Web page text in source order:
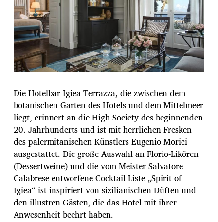
Die Hotelbar Igiea Terrazza, die zwischen dem
botanischen Garten des Hotels und dem Mittelmeer
liegt, erinnert an die High Society des beginnenden
20. Jahrhunderts und ist mit herrlichen Fresken
des palermitanischen Künstlers Eugenio Morici
ausgestattet. Die große Auswahl an Florio-Likören
(Dessertweine) und die vom Meister Salvatore
Calabrese entworfene Cocktail-Liste „Spirit of
Igiea“ ist inspiriert von sizilianischen Düften und
den illustren Gästen, die das Hotel mit ihrer
Anwesenheit beehrt haben.